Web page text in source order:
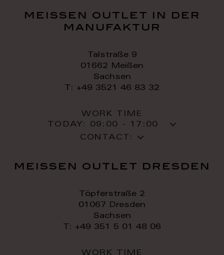
meissen outlet in der
manufaktur
Talstraße 9
01662 Meißen
Sachsen
T: +49 3521 46 83 32
WORK TIME
TODAY: 09:00 - 17:00
CONTACT:
meissen outlet dresden
Töpferstraße 2
01067 Dresden
Sachsen
T: +49 351 5 01 48 06
WORK TIME